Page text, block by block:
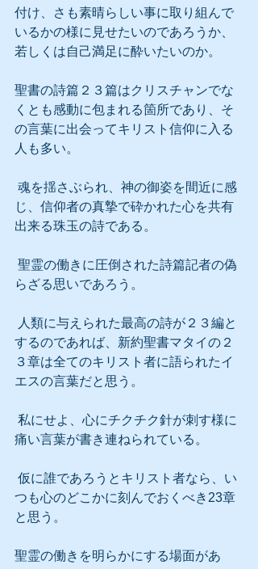
付け、さも素晴らしい事に取り組んで
いるかの様に見せたいのであろうか、
若しくは自己満足に酔いたいのか。
聖書の詩篇２３篇はクリスチャンでな
くとも感動に包まれる箇所であり、そ
の言葉に出会ってキリスト信仰に入る
人も多い。
じ、信仰者の真摯で砕かれた心を共有
出来る珠玉の詩である。
らざる思いであろう。
するのであれば、新約聖書マタイの２
３章は全てのキリスト者に語られたイ
エスの言葉だと思う。
痛い言葉が書き連ねられている。
つも心のどこかに刻んでおくべき23章
と思う。
聖霊の働きを明らかにする場面があ